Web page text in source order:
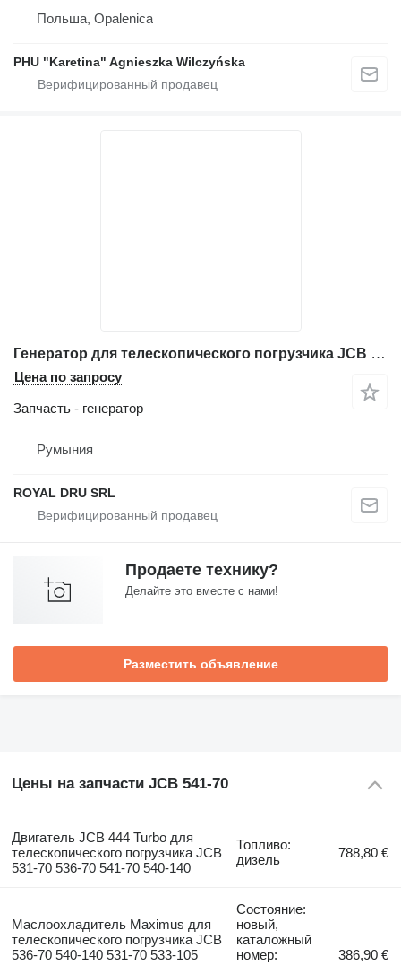
Польша, Opalenica
PHU "Karetina" Agnieszka Wilczyńska
Генератор для телескопического погрузчика JCB 535-125, 535-140, 540-170, 541-70, 550-140, 550-170, 550-22
Цена по запросу
Запчасть - генератор
Румыния
ROYAL DRU SRL
Продаете технику?
Делайте это вместе с нами!
Разместить объявление
Цены на запчасти JCB 541-70
Двигатель JCB 444 Turbo для
телескопического погрузчика JCB
531-70 536-70 541-70 540-140
Топливо:
дизель
788,80 €
Маслоохладитель Maximus для
телескопического погрузчика JCB
536-70 540-140 531-70 533-105
Состояние:
новый,
каталожный
номер:
386,90 €